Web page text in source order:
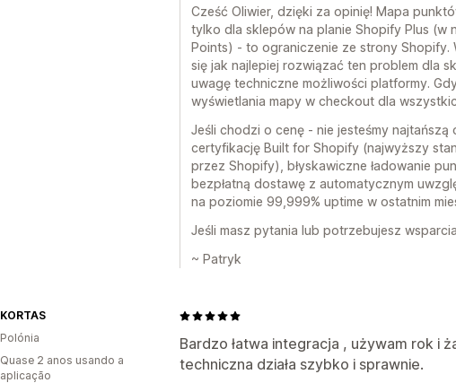
Cześć Oliwier, dzięki za opinię! Mapa
tylko dla sklepów na planie Shopify Plus (w
Points) - to ograniczenie ze strony Shopify.
się jak najlepiej rozwiązać ten problem dla
uwagę techniczne możliwości platformy.
wyświetlania mapy w checkout dla
Jeśli chodzi o cenę - nie jesteśmy najtańszą
certyfikację Built for Shopify (najwyższy
przez Shopify), błyskawiczne ładowanie
bezpłatną dostawę z automatycznym
na poziomie 99,999% uptime w ostatnim
Jeśli masz pytania lub potrzebujesz
~ Patryk
Bardzo łatwa integracja , używam rok i
techniczna działa szybko i sprawnie.
KORTAS
Polónia
Quase 2 anos usando a
aplicação